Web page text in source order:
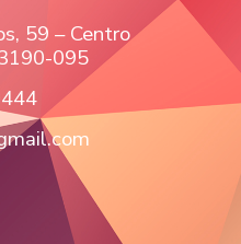
59 – Centro
095